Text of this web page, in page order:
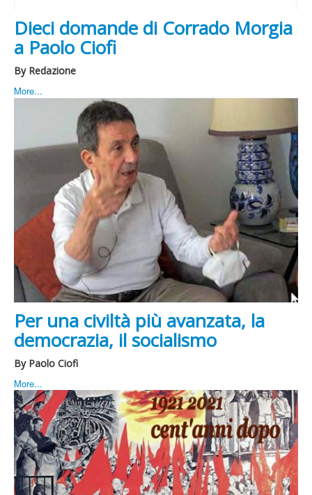
Dieci domande di Corrado Morgia
a Paolo Ciofi
By Redazione
More...
Per una civiltà più avanzata, la
democrazia, il socialismo
By Paolo Ciofi
More...